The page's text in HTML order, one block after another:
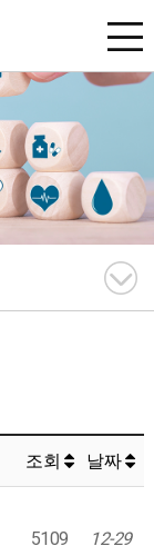
조회 날짜
5109 12-29